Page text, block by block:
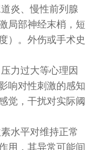
炎、慢性前列腺
局部神经末梢，短
）。外伤或手术史
力过大等心理因
响对性刺激的感知
觉，干扰对实际阈
水平对维持正常
用，其异常可能间